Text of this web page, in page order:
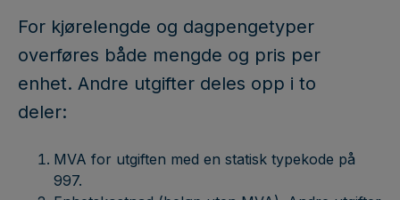
For kjørelengde og dagpengetyper
overføres både mengde og pris per
enhet. Andre utgifter deles opp i to
deler:
MVA for utgiften med en statisk typekode på
997.